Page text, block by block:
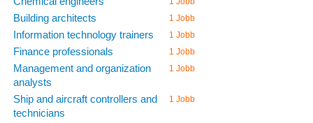
Building architects 1 Jobb
Information technology trainers 1 Jobb
Finance professionals 1 Jobb
Management and organization
analysts
1 Jobb
Ship and aircraft controllers and
technicians
1 Jobb